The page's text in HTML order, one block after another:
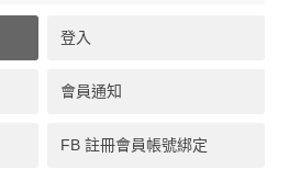
登入
會員通知
FB 註冊會員帳號綁定